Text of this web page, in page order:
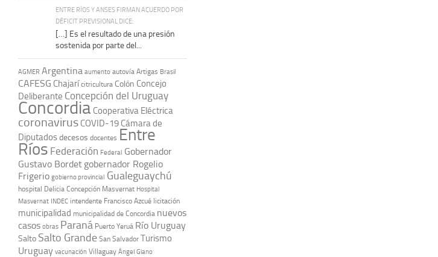
ENTRE RÍOS Y ANSES FIRMAN ACUERDO POR
DÉFICIT PREVISIONAL DICE:
[…] Es el resultado de una presión
sostenida por parte del...
AGMER Argentina aumento autovía Artigas Brasil
CAFESG Chajarí citricultura Colón Concejo
Deliberante Concepción del Uruguay
Concordia Cooperativa Eléctrica
coronavirus COVID-19 Cámara de
Diputadosdecesos docentes Entre
Ríos Federación Federal Gobernador
Gustavo Bordet gobernador Rogelio
Frigerio gobierno provincial Gualeguaychú
hospital Delicia Concepción Masvernat Hospital
Masvernat INDEC intendente Francisco Azcué licitación
municipalidad municipalidad de Concordia nuevos
casos obras Paraná Puerto Yeruá Río Uruguay
Salto Salto Grande San Salvador Turismo
Uruguay vacunación Villaguay Ángel Giano